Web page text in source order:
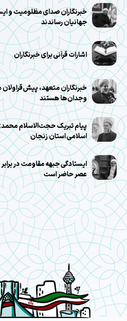
خبرنگاران صدای مظلومیت و
جهانیان رساندند
اشارات قرآنی برای خبرنگاران
خبرنگاران متعهد،
وجدان‌ها هستند
پیام تبریک حجت‌الاسلام
اسلامی استان زنجان
ایستادگی جبهه مقاومت در
عصر حاضر است